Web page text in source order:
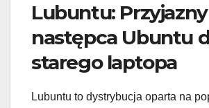
Lubuntu:
następca Ubuntu
starego laptopa
Lubuntu to dystrybucja oparta na